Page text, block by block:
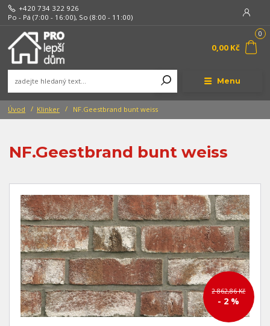
Menu
+420 734 322 926
Po - Pá (7:00 - 16:00), So (8:00 - 11:00)
0
0,00 Kč
Úvod Klinker NF.Geestbrand bunt weiss
NF.Geestbrand bunt weiss
2 862,86 Kč
- 2 %